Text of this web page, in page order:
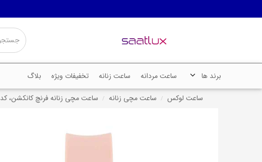
برند ها ساعت مردانه ساعت زنانه تخفیفات ویژه
بلاگ
ساعت لوکس
ساعت مچی زنانه ساعت مچی زنانه فرنچ کانکشن، کد FCW13PL